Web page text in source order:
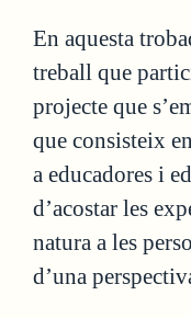
En aquesta
treball que
projecte que
que consisteix
a educadores i
d’acostar les
natura a les
d’una